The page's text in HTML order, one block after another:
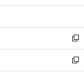
開
ウ
開
く
ン
ウ
で
開
く
ウ
ン
ド
ウ
で
開
新
し
い
新